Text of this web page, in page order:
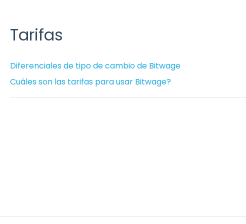
Tarifas
Diferenciales de tipo de cambio de Bitwage
Cuáles son las tarifas para usar Bitwage?